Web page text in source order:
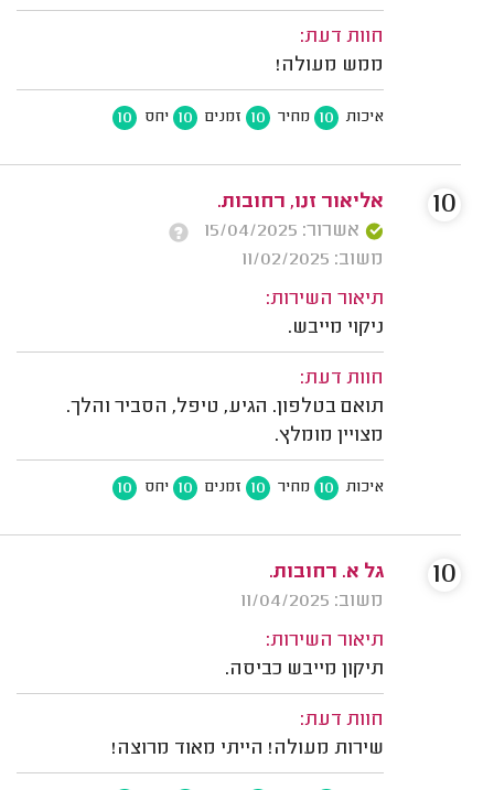
חוות דעת:
ממש מעולה!
איכות 10 מחיר 10 זמנים 10 יחס 10
אליאור זנו, רחובות.
אשרור: 15/04/2025
משוב: 11/02/2025
תיאור השירות:
ניקוי מייבש.
חוות דעת:
תואם בטלפון. הגיע, טיפל, הסביר והלך.
מצויין מומלץ.
איכות 10 מחיר 10 זמנים 10 יחס 10
10
גל א. רחובות.
משוב: 11/04/2025
תיאור השירות:
תיקון מייבש כביסה.
חוות דעת:
שירות מעולה! הייתי מאוד מרוצה!
10